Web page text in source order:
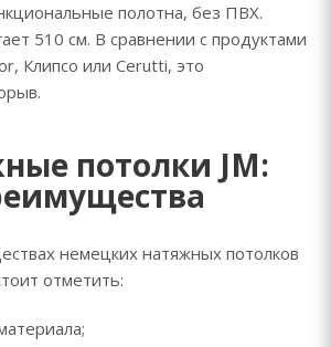
полотна, без ПВХ.
510 см. В сравнении с продуктами
Клипсо или Cerutti, это
потолки JM:
немецких натяжных потолков
отметить: